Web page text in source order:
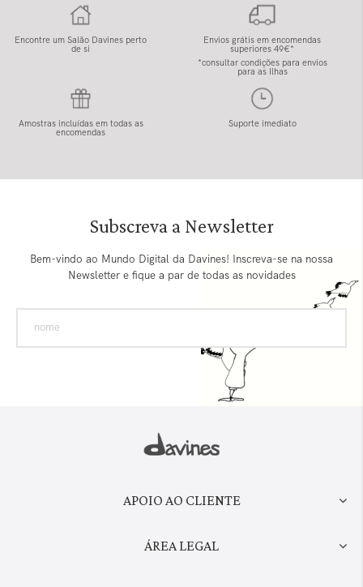
Encontre um Salão Davines perto
de si
Envios grátis em encomendas
superiores 49€*
*consultar condições para envios
para as Ilhas
Amostras incluídas em todas as
encomendas
Suporte imediato
Subscreva a Newsletter
Bem-vindo ao Mundo Digital da Davines! Inscreva-se na nossa
Newsletter e fique a par de todas as novidades
APOIO AO CLIENTE
ÁREA LEGAL